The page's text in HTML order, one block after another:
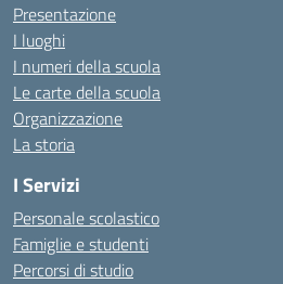
Presentazione
I luoghi
I numeri della scuola
Le carte della scuola
Organizzazione
La storia
I Servizi
Personale scolastico
Famiglie e studenti
Percorsi di studio